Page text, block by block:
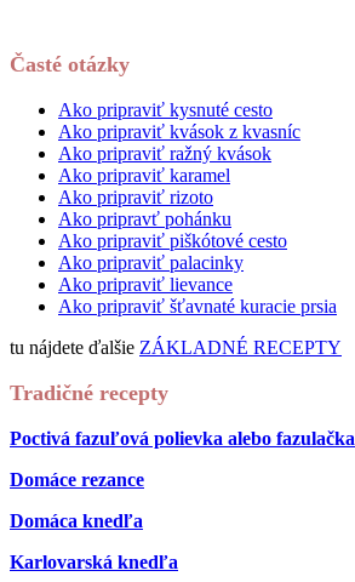
Časté otázky
Ako pripraviť kysnuté cesto
Ako pripraviť kvások z kvasníc
Ako pripraviť ražný kvások
Ako pripraviť karamel
Ako pripraviť rizoto
Ako pripravť pohánku
Ako pripraviť piškótové cesto
Ako pripraviť palacinky
Ako pripraviť lievance
Ako pripraviť šťavnaté kuracie prsia
tu nájdete ďalšie ZÁKLADNÉ RECEPTY
Tradičné recepty
Poctivá fazuľová polievka alebo fazulačka
Domáce rezance
Domáca knedľa
Karlovarská knedľa